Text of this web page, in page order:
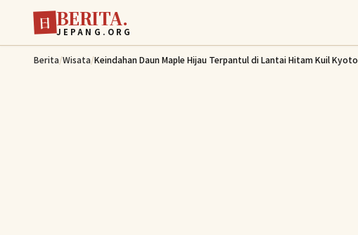
Lewati ke konten utama
日 BERITA.
JEPANG.ORG
Berita/Wisata/Keindahan Daun Maple Hijau Terpantul di Lantai Hitam Kuil Kyoto